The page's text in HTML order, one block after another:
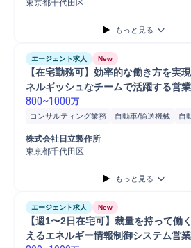
東京都千代田区
もっと見る
エージェント求人 New
【在宅勤務可】効率的な働き方を実
ネルギッシュなチームで活躍する営
800~1000万
コンサルティング業務 自動車/輸送機械 自
営業
分析 コンサルタント
株式会社日立製作所
東京都千代田区
もっと見る
エージェント求人 New
【週1〜2日在宅可】裁量を持って働
えるエネルギー情報制御システム営業